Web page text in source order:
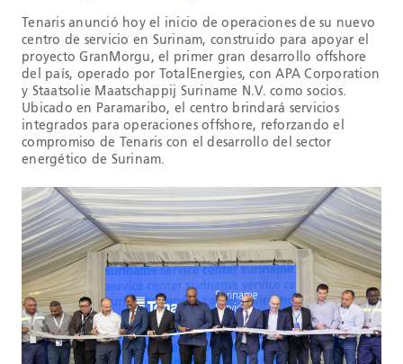
Tenaris anunció hoy el inicio de operaciones de su nuevo
centro de servicio en Surinam, construido para apoyar el
proyecto GranMorgu, el primer gran desarrollo offshore
del país, operado por TotalEnergies, con APA Corporation
y Staatsolie Maatschappij Suriname N.V. como socios.
Ubicado en Paramaribo, el centro brindará servicios
integrados para operaciones offshore, reforzando el
compromiso de Tenaris con el desarrollo del sector
energético de Surinam.